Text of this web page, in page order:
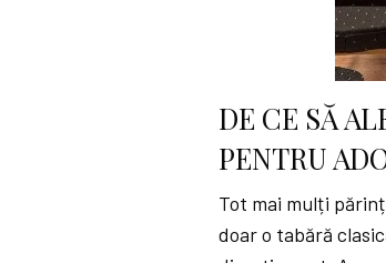
DE CE SĂ
PENTRU
Tot mai mulți
doar o tabără